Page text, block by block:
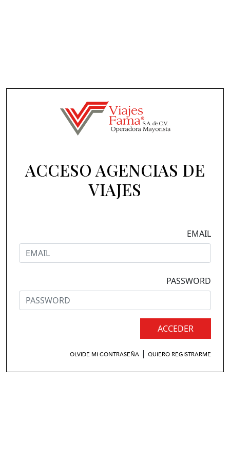
ACCESO AGENCIAS DE
VIAJES
EMAIL
PASSWORD
ACCEDER
OLVIDE MI CONTRASEÑA | QUIERO REGISTRARME